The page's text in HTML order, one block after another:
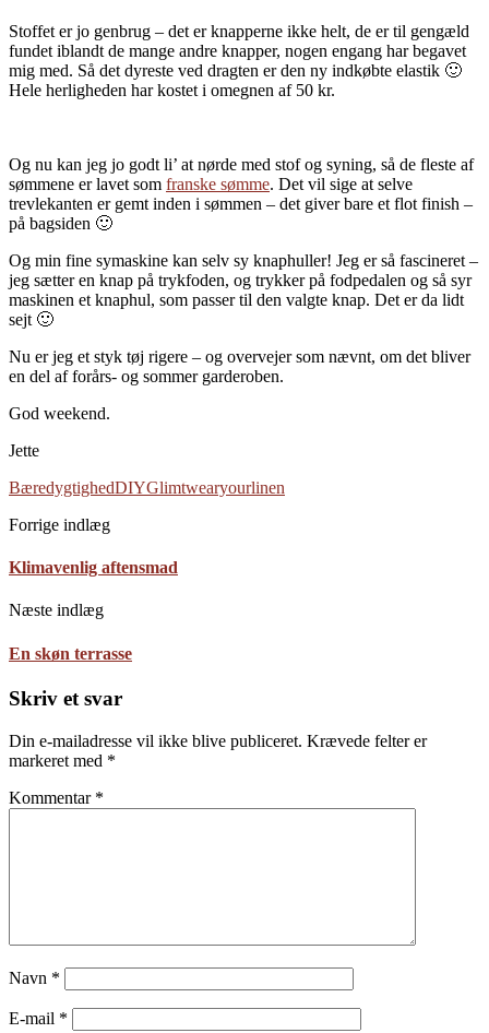
Stoffet er jo genbrug – det er knapperne ikke helt, de er til gengæld
fundet iblandt de mange andre knapper, nogen engang har begavet
mig med. Så det dyreste ved dragten er den ny indkøbte elastik 🙂
Hele herligheden har kostet i omegnen af 50 kr.
Og nu kan jeg jo godt li’ at nørde med stof og syning, så de fleste af
sømmene er lavet som franske sømme. Det vil sige at selve
trevlekanten er gemt inden i sømmen – det giver bare et flot finish –
på bagsiden 🙂
Og min fine symaskine kan selv sy knaphuller! Jeg er så fascineret –
jeg sætter en knap på trykfoden, og trykker på fodpedalen og så syr
maskinen et knaphul, som passer til den valgte knap. Det er da lidt
sejt 🙂
Nu er jeg et styk tøj rigere – og overvejer som nævnt, om det bliver
en del af forårs- og sommer garderoben.
God weekend.
Jette
BæredygtighedDIYGlimtwearyourlinen
Forrige indlæg
Klimavenlig aftensmad
Næste indlæg
En skøn terrasse
Skriv et svar
Din e-mailadresse vil ikke blive publiceret. Krævede felter er
markeret med *
Kommentar *
Navn *
E-mail *